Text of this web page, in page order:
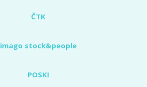
ČTK
imago stock&people
POSKI